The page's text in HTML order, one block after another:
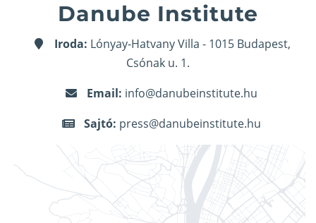
Danube Institute
Iroda: Lónyay-Hatvany Villa - 1015 Budapest,
Csónak u. 1.
Email: info@danubeinstitute.hu
Sajtó: press@danubeinstitute.hu